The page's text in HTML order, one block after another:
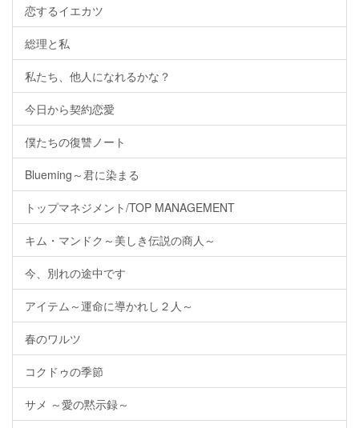
恋するイエカツ
総理と私
私たち、他人になれるかな？
今日から契約恋愛
僕たちの復讐ノート
Blueming～君に染まる
トップマネジメント/TOP MANAGEMENT
キム・マンドク～美しき伝説の商人～
今、別れの途中です
アイテム～運命に導かれし２人～
春のワルツ
コクドゥの季節
サメ ～愛の黙示録～